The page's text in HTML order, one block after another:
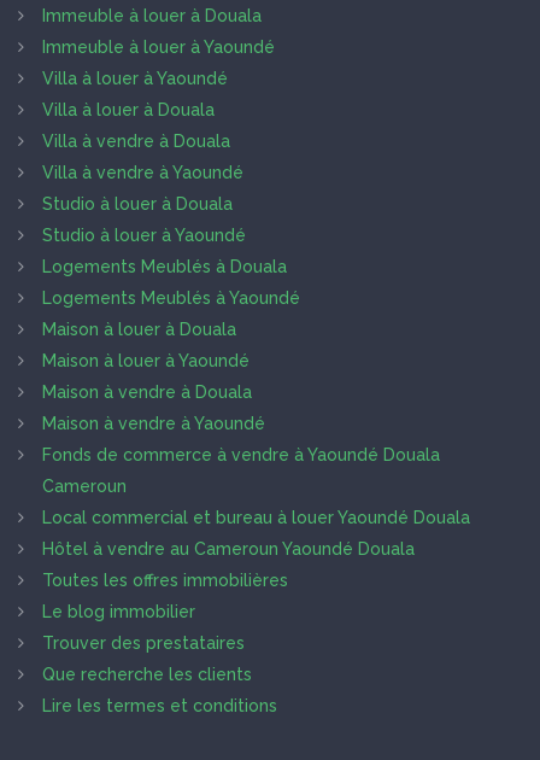
Immeuble à louer à Douala
Immeuble à louer à Yaoundé
Villa à louer à Yaoundé
Villa à louer à Douala
Villa à vendre à Douala
Villa à vendre à Yaoundé
Studio à louer à Douala
Studio à louer à Yaoundé
Logements Meublés à Douala
Logements Meublés à Yaoundé
Maison à louer à Douala
Maison à louer à Yaoundé
Maison à vendre à Douala
Maison à vendre à Yaoundé
Fonds de commerce à vendre à Yaoundé Douala
Cameroun
Local commercial et bureau à louer Yaoundé Douala
Hôtel à vendre au Cameroun Yaoundé Douala
Toutes les offres immobilières
Le blog immobilier
Trouver des prestataires
Que recherche les clients
Lire les termes et conditions